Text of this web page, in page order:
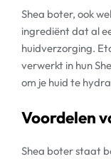
Shea boter, ook
ingrediënt dat al
huidverzorging.
verwerkt in hun
om je huid te
Voordelen
Shea boter staat